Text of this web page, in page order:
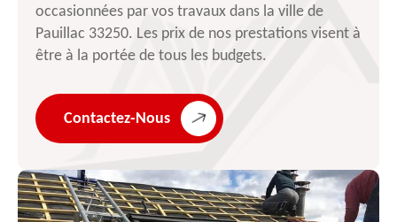
occasionnées par vos travaux dans la ville de
Pauillac 33250. Les prix de nos prestations visent à
être à la portée de tous les budgets.
Contactez-Nous